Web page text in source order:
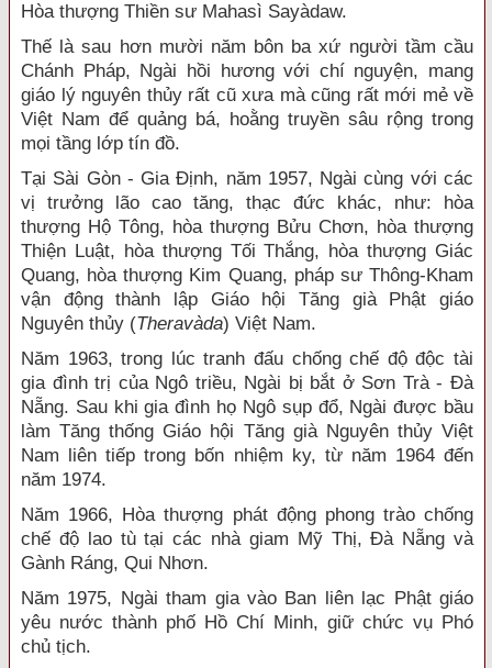
Hòa thượng Thiền sư Mahasì Sayàdaw.
Thế là sau hơn mười năm bôn ba xứ người tầm cầu
Chánh Pháp, Ngài hồi hương với chí nguyện, mang
giáo lý nguyên thủy rất cũ xưa mà cũng rất mới mẻ về
Việt Nam để quảng bá, hoằng truyền sâu rộng trong
mọi tầng lớp tín đồ.
Tại Sài Gòn - Gia Định, năm 1957, Ngài cùng với các
vị trưởng lão cao tăng, thạc đức khác, như: hòa
thượng Hộ Tông, hòa thượng Bửu Chơn, hòa thượng
Thiện Luật, hòa thượng Tối Thắng, hòa thượng Giác
Quang, hòa thượng Kim Quang, pháp sư Thông-Kham
vận động thành lập Giáo hội Tăng già Phật giáo
Nguyên thủy (Theravàda) Việt Nam.
Năm 1963, trong lúc tranh đấu chống chế độ độc tài
gia đình trị của Ngô triều, Ngài bị bắt ở Sơn Trà - Đà
Nẵng. Sau khi gia đình họ Ngô sụp đổ, Ngài được bầu
làm Tăng thống Giáo hội Tăng già Nguyên thủy Việt
Nam liên tiếp trong bốn nhiệm ky, từ năm 1964 đến
năm 1974.
Năm 1966, Hòa thượng phát động phong trào chống
chế độ lao tù tại các nhà giam Mỹ Thị, Đà Nẵng và
Gành Ráng, Qui Nhơn.
Năm 1975, Ngài tham gia vào Ban liên lạc Phật giáo
yêu nước thành phố Hồ Chí Minh, giữ chức vụ Phó
chủ tịch.